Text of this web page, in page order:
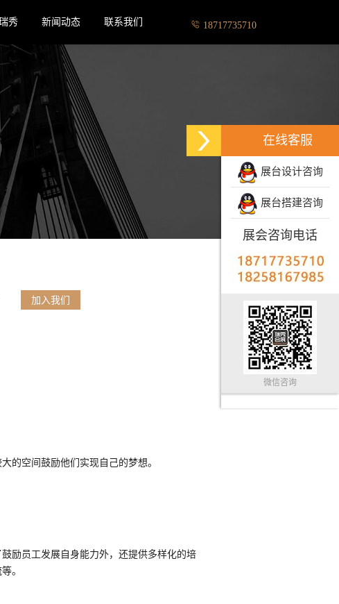
秀 新闻动态 联系我们 18717735710
加入我们
的空间鼓励他们实现自己的梦想。
励员工发展自身能力外，还提供多样化的培
。
在线客服
展台设计咨询
展台搭建咨询
展会咨询电话
微信咨询